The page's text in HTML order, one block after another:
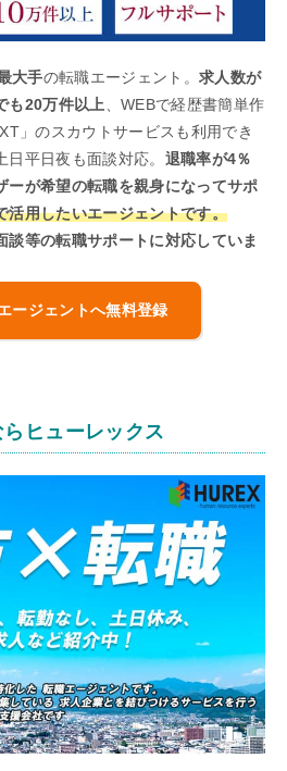
大手の転職エージェント。求人数が
も20万件以上
、WEBで経歴書簡単作
」のスカウトサービスも利用でき
日平日夜も面談対応。 退職率が4％
ーが希望の転職を親身になってサポ
活用したいエージェントです。
等の転職サポートに対応していま
ージェントへ無料登録
ヒューレックス